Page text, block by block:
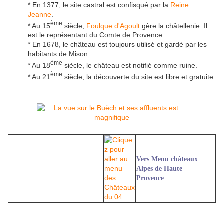
* En 1377, le site castral est confisqué par la Reine
Jeanne
* Au 15ème siècle, Foulque d'Agoult gère la châtellenie. Il
est le représentant du Comte de Provence.
* En 1678, le château est toujours utilisé et gardé par les
habitants de Mison.
* Au 18ème siècle, le château est notifié comme ruine.
* Au 21 ème siècle, la découverte du site est libre et gratuite.
Vers Menu châteaux
Alpes de Haute
Provence